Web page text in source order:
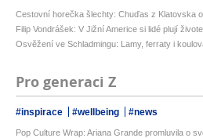
Cestovní horečka šlechty: Chuďas z Klatovska
Filip Vondrášek: V Jižní Americe si lidé plují
Osvěžení ve Schladmingu: Lamy, ferraty i
Pro generaci Z
#inspirace #wellbeing #news
Pop Culture Wrap: Ariana Grande promluvila o